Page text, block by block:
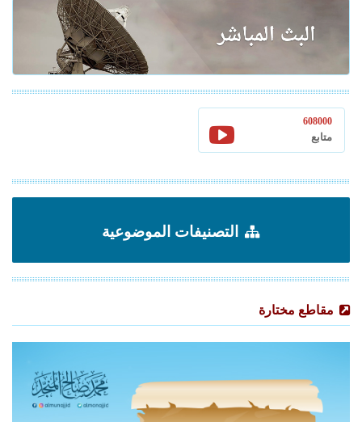
608000
متابع
التصنيفات الموضوعية
مقاطع مختارة